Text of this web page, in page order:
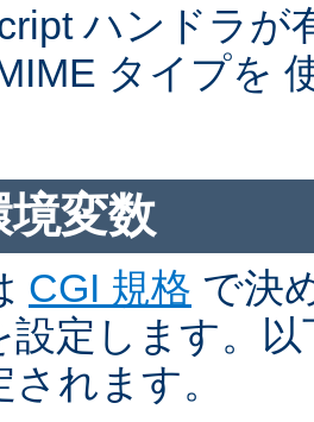
ハンドラが
タイプを
境変数
CGI 規格 で決
設定します。
れます。